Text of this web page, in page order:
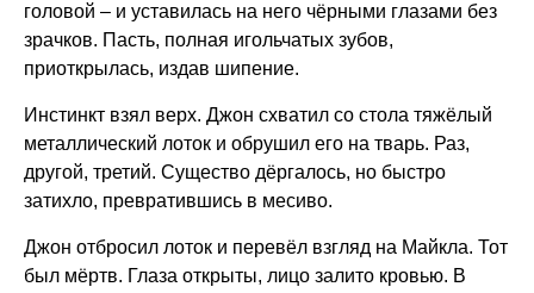
головой – и уставилась на него чёрными глазами без
зрачков. Пасть, полная игольчатых зубов,
приоткрылась, издав шипение.
Инстинкт взял верх. Джон схватил со стола тяжёлый
металлический лоток и обрушил его на тварь. Раз,
другой, третий. Существо дёргалось, но быстро
затихло, превратившись в месиво.
Джон отбросил лоток и перевёл взгляд на Майкла. Тот
был мёртв. Глаза открыты, лицо залито кровью. В